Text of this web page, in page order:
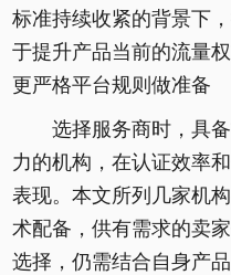
标准持续收紧的背景下
于提升产品当前的流量
更严格平台规则做准备
选择服务商时，具
力的机构，在认证效率
表现。本文所列几家机
术配备，供有需求的卖
选择，仍需结合自身产